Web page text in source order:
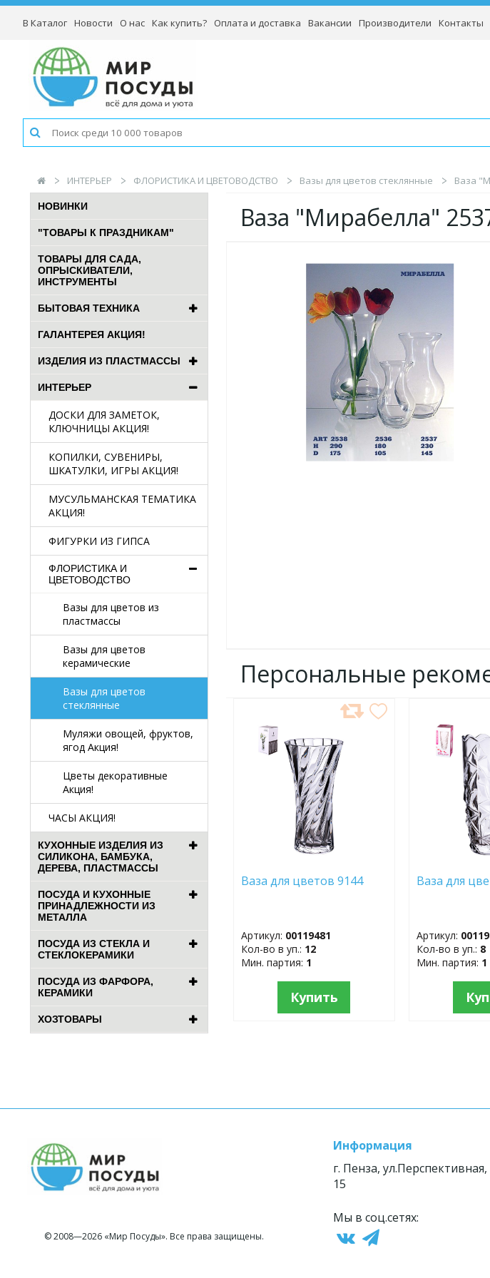
В Каталог Новости О нас Как купить? Оплата и доставка Вакансии Производители Контакты
ИНТЕРЬЕР ФЛОРИСТИКА И ЦВЕТОВОДСТВО Вазы для цветов стеклянные Ваза
НОВИНКИ
"ТОВАРЫ К ПРАЗДНИКАМ"
ТОВАРЫ ДЛЯ САДА,
ОПРЫСКИВАТЕЛИ,
ИНСТРУМЕНТЫ
БЫТОВАЯ ТЕХНИКА
ГАЛАНТЕРЕЯ АКЦИЯ!
ИЗДЕЛИЯ ИЗ ПЛАСТМАССЫ
ИНТЕРЬЕР
ДОСКИ ДЛЯ ЗАМЕТОК,
КЛЮЧНИЦЫ АКЦИЯ!
КОПИЛКИ, СУВЕНИРЫ,
ШКАТУЛКИ, ИГРЫ АКЦИЯ!
МУСУЛЬМАНСКАЯ ТЕМАТИКА
АКЦИЯ!
ФИГУРКИ ИЗ ГИПСА
ФЛОРИСТИКА И
ЦВЕТОВОДСТВО
Вазы для цветов из
пластмассы
Вазы для цветов
керамические
Вазы для цветов
стеклянные
Муляжи овощей, фруктов,
ягод Акция!
Цветы декоративные
Акция!
ЧАСЫ АКЦИЯ!
КУХОННЫЕ ИЗДЕЛИЯ ИЗ
СИЛИКОНА, БАМБУКА,
ДЕРЕВА, ПЛАСТМАССЫ
ПОСУДА И КУХОННЫЕ
ПРИНАДЛЕЖНОСТИ ИЗ
МЕТАЛЛА
ПОСУДА ИЗ СТЕКЛА И
СТЕКЛОКЕРАМИКИ
ПОСУДА ИЗ ФАРФОРА,
КЕРАМИКИ
ХОЗТОВАРЫ
Ваза "Мирабелла"
Персональные
В
ИЗБРАННОЕ
Ваза для цветов 9144
Артикул: 00119481
Кол-во в уп.: 12
Мин. партия: 1
Купить
В
ИЗБРАННОЕ
Ваза для
Артикул:
Кол-во в уп.: 8
Мин. партия: 1
© 2008—2026 «Мир Посуды». Все права защищены.
Информация
г. Пенза, ул.Перспективная,
15
Мы в соц.сетях: